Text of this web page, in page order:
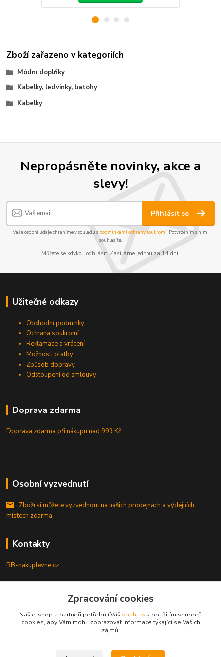
Zboží zařazeno v kategoriích
Módní doplňky
Kabelky, ledvinky, batohy
Kabelky
Nepropásněte novinky, akce a
slevy!
Přihlásit se
Vaše osobní údaje chráníme v souladu s podmínkami ochrany soukromí. Potvrzením s nimi
souhlasíte.
Můžete se kdykoli odhlásit. Zasíláme jednou za 14 dní.
Užitečné odkazy
Obchodní podmínky
Ochrana soukromí
Reklamace a vrácení
Možnosti platby
Způsob dopravy
Odstoupení od smlouvy
Doprava zdarma
Doprava zdarma při nákupunad 999 Kč
Osobní vyzvednutí
Zboží si můžete vyzvednout na našich prodejnách a výdejních
místech zdarma.
Kontakty
RB-nakuplevne.cz
+420 222722421
info@rb-nakuplevne.cz
Zpracování cookies
Náš e-shop a partneři potřebují Váš souhlas s použitím souborů
cookies, aby Vám mohli zobrazovat informace týkající se Vašich
zájmů.